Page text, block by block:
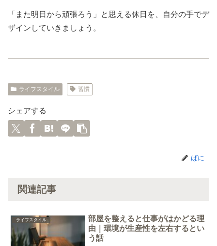
「また明日から頑張ろう」と思える休日を、自分の手でデ
ザインしていきましょう。
ライフスタイル 習慣
シェアする
ばに
関連記事
ライフスタイル
部屋を整えると仕事がはかどる理
由｜環境が生産性を左右するとい
う話